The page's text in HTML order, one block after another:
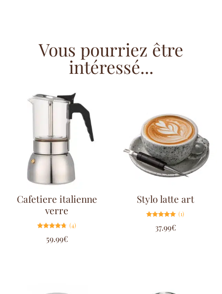
Vous pourriez être
intéressé...
Cafetiere italienne
verre
4.75
sur 5
(4)
59.99€
Stylo latte art
5.00
sur 5
(1)
37.99€